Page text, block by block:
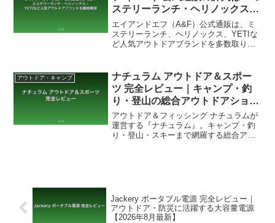
ステリーランチ・ヘリノックス・
YETIなど人気アウトドアブラン
ドを徹底解説
エイアンドエフ（A&F）公式通販は、ミ
ステリーランチ、ヘリノックス、YETIな
ど人気アウトドアブランドを多数取り扱
えるアイテムが揃う。キャンプ・登山・
トラベル・タウンユースまで、幅広いシ
ーンで活用できる。
アウトドア・キャンプ
ナチュラム アウトドア＆スポー
ツ 完全レビュー｜キャンプ・釣
り・登山の総合アウトドアショッ
プ【2026年8月最新】
アウトドア＆フィッシング ナチュラムが
運営する『ナチュラム』。キャンプ・釣
り・登山・スキーまで網羅する総合アウ
Jackery ポータブル電源 完全レビュー｜
アウトドア・防災に活躍する大容量電源
【2026年8月最新】